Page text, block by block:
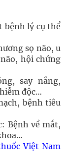
bệnh lý cụ thể
sọ não, u
hội chứng
say nắng,
độc…
bệnh tiêu
Bệnh về mắt,
Việt Nam